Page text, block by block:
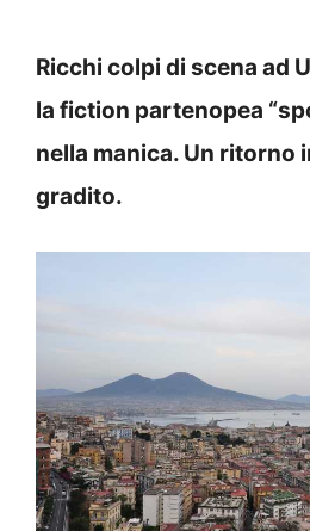
Ricchi colpi di scena ad
la fiction partenopea
nella manica. Un ritorno
gradito.